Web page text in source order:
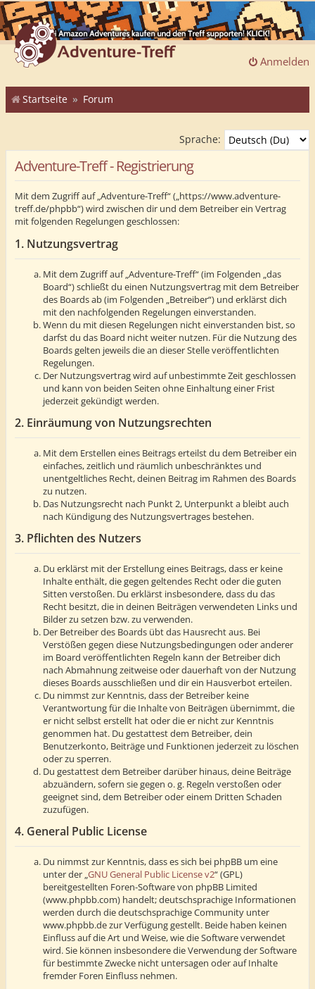
Anmelden
Startseite Forum
Sprache:
Adventure-Treff - Registrierung
Mit dem Zugriff auf „Adventure-Treff“ („https://www.adventure-
treff.de/phpbb“) wird zwischen dir und dem Betreiber ein Vertrag
mit folgenden Regelungen geschlossen:
1. Nutzungsvertrag
Mit dem Zugriff auf „Adventure-Treff“ (im Folgenden „das
Board“) schließt du einen Nutzungsvertrag mit dem Betreiber
des Boards ab (im Folgenden „Betreiber“) und erklärst dich
mit den nachfolgenden Regelungen einverstanden.
Wenn du mit diesen Regelungen nicht einverstanden bist, so
darfst du das Board nicht weiter nutzen. Für die Nutzung des
Boards gelten jeweils die an dieser Stelle veröffentlichten
Regelungen.
Der Nutzungsvertrag wird auf unbestimmte Zeit geschlossen
und kann von beiden Seiten ohne Einhaltung einer Frist
jederzeit gekündigt werden.
2. Einräumung von Nutzungsrechten
Mit dem Erstellen eines Beitrags erteilst du dem Betreiber ein
einfaches, zeitlich und räumlich unbeschränktes und
unentgeltliches Recht, deinen Beitrag im Rahmen des Boards
zu nutzen.
Das Nutzungsrecht nach Punkt 2, Unterpunkt a bleibt auch
nach Kündigung des Nutzungsvertrages bestehen.
3. Pflichten des Nutzers
Du erklärst mit der Erstellung eines Beitrags, dass er keine
Inhalte enthält, die gegen geltendes Recht oder die guten
Sitten verstoßen. Du erklärst insbesondere, dass du das
Recht besitzt, die in deinen Beiträgen verwendeten Links und
Bilder zu setzen bzw. zu verwenden.
Der Betreiber des Boards übt das Hausrecht aus. Bei
Verstößen gegen diese Nutzungsbedingungen oder anderer
im Board veröffentlichten Regeln kann der Betreiber dich
nach Abmahnung zeitweise oder dauerhaft von der Nutzung
dieses Boards ausschließen und dir ein Hausverbot erteilen.
Du nimmst zur Kenntnis, dass der Betreiber keine
Verantwortung für die Inhalte von Beiträgen übernimmt, die
er nicht selbst erstellt hat oder die er nicht zur Kenntnis
genommen hat. Du gestattest dem Betreiber, dein
Benutzerkonto, Beiträge und Funktionen jederzeit zu löschen
oder zu sperren.
Du gestattest dem Betreiber darüber hinaus, deine Beiträge
abzuändern, sofern sie gegen o. g. Regeln verstoßen oder
geeignet sind, dem Betreiber oder einem Dritten Schaden
zuzufügen.
4. General Public License
Du nimmst zur Kenntnis, dass es sich bei phpBB um eine
unter der „GNU General Public License v2“ (GPL)
bereitgestellten Foren-Software von phpBB Limited
(www.phpbb.com) handelt; deutschsprachige Informationen
werden durch die deutschsprachige Community unter
www.phpbb.de zur Verfügung gestellt. Beide haben keinen
Einfluss auf die Art und Weise, wie die Software verwendet
wird. Sie können insbesondere die Verwendung der Software
für bestimmte Zwecke nicht untersagen oder auf Inhalte
fremder Foren Einfluss nehmen.